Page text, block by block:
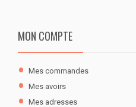
MON COMPTE
Mes commandes
Mes avoirs
Mes adresses